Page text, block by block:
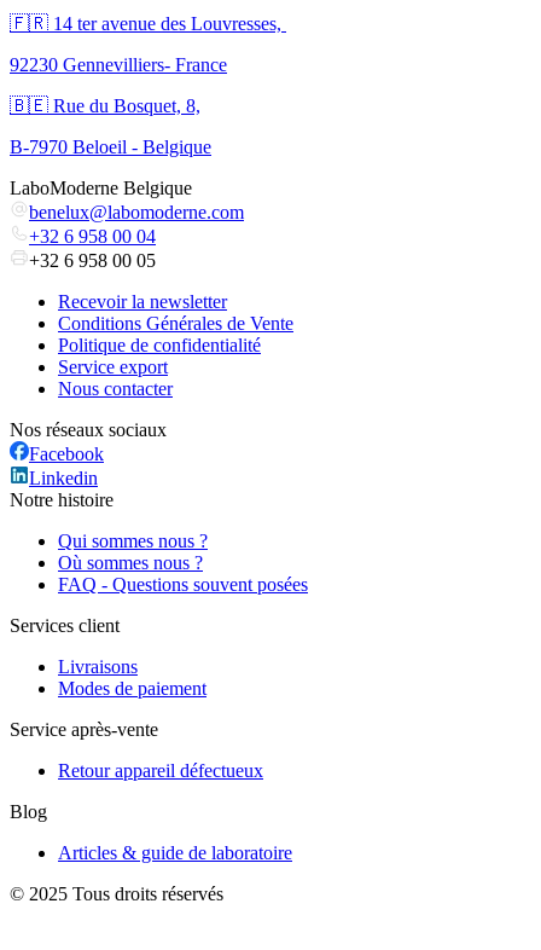
🇫🇷 ​14 ter avenue des Louvresses,
92230 Gennevilliers- France
🇧🇪 Rue du Bosquet, 8,
B-7970 Beloeil - Belgique
LaboModerne Belgique
benelux@labomoderne.com
+32 6 958 00 04
+32 6 958 00 05
Recevoir la newsletter
Conditions Générales de Vente
Politique de confidentialité
Service export
Nous contacter
Nos réseaux sociaux
Facebook
Linkedin
Notre histoire
Qui sommes nous ?
Où sommes nous ?
FAQ - Questions souvent posées
Services client
Livraisons
Modes de paiement
Service après-vente
Retour appareil défectueux
Blog
Articles & guide de laboratoire
© 2025 Tous droits réservés